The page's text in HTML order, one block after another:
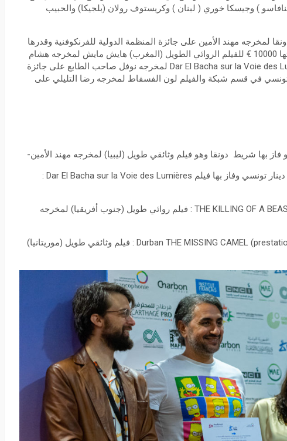
) وجيسكا خوري ( لبنان ) وكريستوف رولان (بلجيكا) والحبيب
لمخرجه مهند الأمين على جائزة المنظمة الدولية للفرنكوفنية وقدرها
10 ألاف أورو. فيما ذهبت الجائزة في قسم تكميل وقيمتها 10000 € للفيلم الروائي الطويل (المغرب) هايش مايش لمخرجه هشام
العسري فيما تحصل الوثائقي الطويل التونسي Dar El Bacha sur la Voie des Lumières لمخرجه نوفل صاحب الطابع على جائزة
والصورة وقدرها 10 ألاف دينار تونسي في قسم شبكة والفيلم لون الفسفاط لمخرجه رضا التليلي على
جائزة المركز الوطني للسينما والصورة وقدرها 10 ألاف دينار تونسي وفاز بها فيلم Dar El Bacha sur la Voie des Lumières :
جائزة تعاونية التأمين للتعليم 7000 دينار تونسي للفلم THE KILLING OF A BEAST : فيلم روائي طويل (جنوب أفريقيا) لمخرجه
جائزة Durban THE MISSING CAMEL (prestation de participation à Durban FilmMart en 2022) : فيلم وثائقي طويل (موريتانيا)